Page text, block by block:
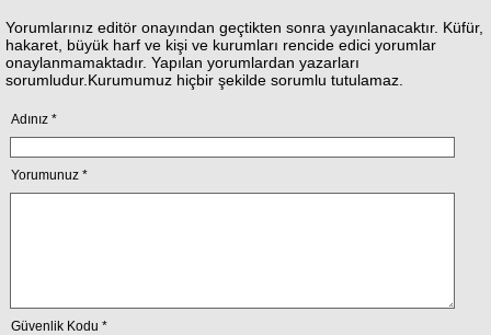
Yorumlarınız editör onayından geçtikten sonra yayınlanacaktır. Küfür,
hakaret, büyük harf ve kişi ve kurumları rencide edici yorumlar
onaylanmamaktadır. Yapılan yorumlardan yazarları
sorumludur.Kurumumuz hiçbir şekilde sorumlu tutulamaz.
Adınız *
Yorumunuz *
Güvenlik Kodu *